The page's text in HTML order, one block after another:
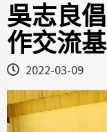
吳志良
作交流
2022-03-09